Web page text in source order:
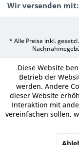
Wir versenden mit:
* Alle Preise inkl.
Diese Website
Betrieb der
werden. Andere
dieser Website
Interaktion mit
vereinfachen sollen,